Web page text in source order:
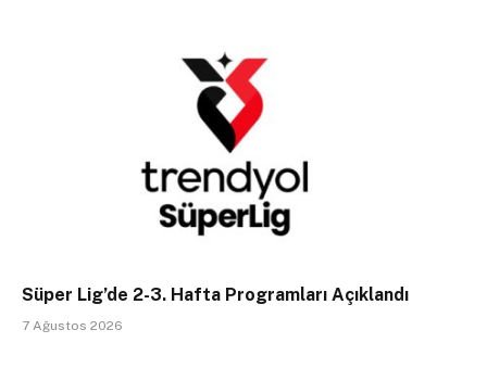
Süper Lig’de 2-3. Hafta Programları Açıklandı
7 Ağustos 2026